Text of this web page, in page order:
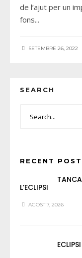
de l’ajut per un
fons...
SETEMBRE 26, 2022
SEARCH
RECENT
L’ECLIPSI
AGOST 7, 2026